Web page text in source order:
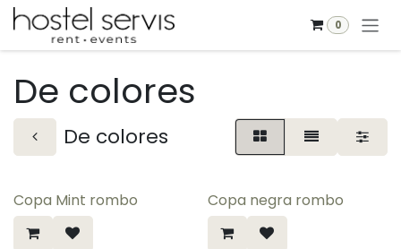
Ir al contenido
0
De colores
De colores
Copa Mint rombo Copa negra rombo